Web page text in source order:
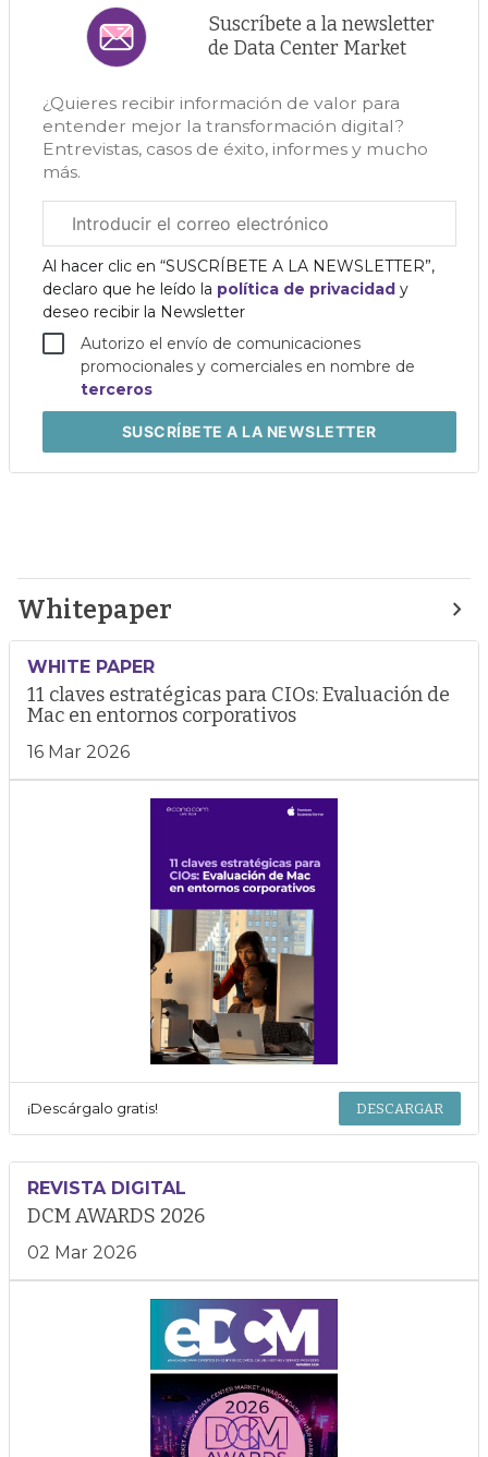
Suscríbete a la newsletter
de Data Center Market
¿Quieres recibir información de valor para
entender mejor la transformación digital?
Entrevistas, casos de éxito, informes y mucho
más.
electrónico
corporativo
Al hacer clic en “SUSCRÍBETE A LA NEWSLETTER”,
declaro que he leído la política de privacidad y
deseo recibir la Newsletter
Autorizo el envío de comunicaciones
promocionales y comerciales en nombre de
terceros
SUSCRÍBETEA LA NEWSLETTER
Whitepaper
WHITE PAPER
11 claves estratégicas para CIOs: Evaluación de
Mac en entornos corporativos
16 Mar 2026
¡Descárgalo gratis! DESCARGAR
REVISTA DIGITAL
DCM AWARDS 2026
02 Mar 2026